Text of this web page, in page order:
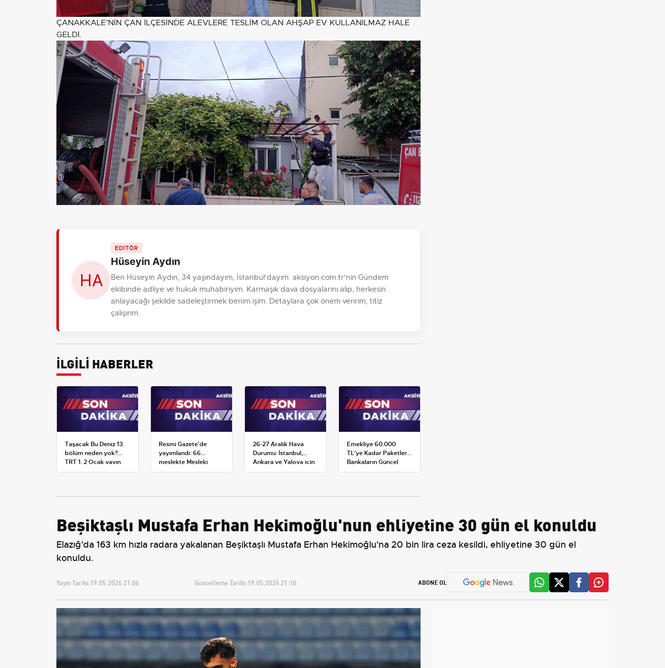
ÇANAKKALE’NİN ÇAN İLÇESİNDE ALEVLERE TESLİM OLAN AHŞAP EV KULLANILMAZ HALE
GELDİ.
EDİTÖR
Hüseyin Aydın
Ben Hüseyin Aydın, 34 yaşındayım, İstanbul'dayım. aksiyon.com.tr'nin Gündem
ekibinde adliye ve hukuk muhabiriyim. Karmaşık dava dosyalarını alıp, herkesin
anlayacağı şekilde sadeleştirmek benim işim. Detaylara çok önem veririm, titiz
çalışırım.
İLGİLİ HABERLER
Taşacak Bu Deniz 13.
bölüm neden yok?
TRT 1, 2 Ocak yayın
planını değiştirdi
Resmi Gazete'de
yayımlandı: 66
meslekte Mesleki
Yeterlilik Belgesi
26-27 Aralık Hava
Durumu: İstanbul,
Ankara ve Yalova için
Kar Tahminleri
Emekliye 60.000
TL'ye Kadar Paketler:
Bankaların Güncel
Promosyon ve Ek
Beşiktaşlı Mustafa Erhan Hekimoğlu'nun ehliyetine 30 gün el konuldu
Elazığ'da 163 km hızla radara yakalanan Beşiktaşlı Mustafa Erhan Hekimoğlu'na 20 bin lira ceza kesildi, ehliyetine 30 gün el
konuldu.
Yayın Tarihi:19.05.2026 21:06 Güncelleme Tarihi:19.05.2026 21:10 ABONE OL